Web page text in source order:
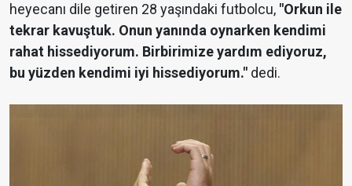
heyecanı dile getiren 28 yaşındaki futbolcu, "Orkun ile
tekrar kavuştuk. Onun yanında oynarken kendimi
rahat hissediyorum. Birbirimize yardım ediyoruz,
bu yüzden kendimi iyi hissediyorum." dedi.